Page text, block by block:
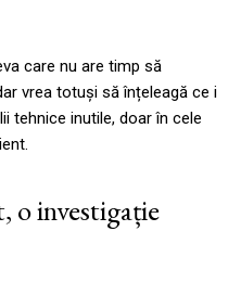
care nu are timp să
vrea totuși să înțeleagă ce i
tehnice inutile, doar în cele
o investigație